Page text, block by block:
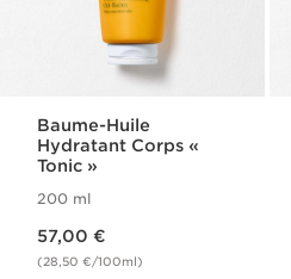
Baume-Huile
Hydratant Corps «
Tonic »
200 ml
57,00 €
(28,50 €/100ml)